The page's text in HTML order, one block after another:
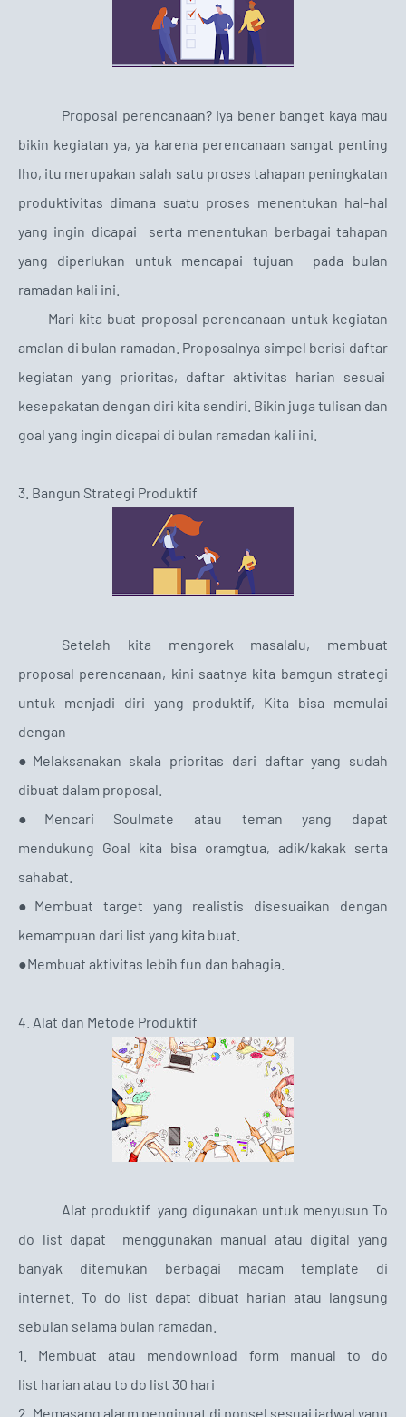
Proposal perencanaan? Iya bener banget kaya mau
bikin kegiatan ya, ya karena perencanaan sangat penting
lho, itu merupakan salah satu proses tahapan peningkatan
produktivitas dimana suatu proses menentukan hal-hal
yang ingin dicapai serta menentukan berbagai tahapan
yang diperlukan untuk mencapai tujuan pada bulan
ramadan kali ini.
Mari kita buat proposal perencanaan untuk kegiatan
amalan di bulan ramadan. Proposalnya simpel berisi daftar
kegiatan yang prioritas, daftar aktivitas harian sesuai
kesepakatan dengan diri kita sendiri. Bikin juga tulisan dan
goal yang ingin dicapai di bulan ramadan kali ini.
3. Bangun Strategi Produktif
Setelah kita mengorek masalalu, membuat
proposal perencanaan, kini saatnya kita bamgun strategi
untuk menjadi diri yang produktif, Kita bisa memulai
dengan
●Melaksanakan skala prioritas dari daftar yang sudah
dibuat dalam proposal.
●Mencari Soulmate atau teman yang dapat
mendukung Goal kita bisa oramgtua, adik/kakak serta
sahabat.
●Membuat target yang realistis disesuaikan dengan
kemampuan dari list yang kita buat.
●Membuat aktivitas lebih fun dan bahagia.
4. Alat dan Metode Produktif
Alat produktif yang digunakan untuk menyusun To
do list dapat menggunakan manual atau digital yang
banyak ditemukan berbagai macam template di
internet. To do list dapat dibuat harian atau langsung
sebulan selama bulan ramadan.
1. Membuat atau mendownload form manual to do
list harian atau to do list 30 hari
2. Memasang alarm pengingat di ponsel sesuai jadwal yang